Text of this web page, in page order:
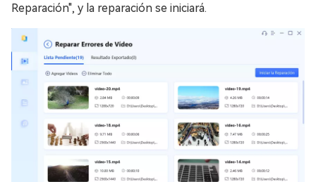
Reparación", y la reparación se iniciará.